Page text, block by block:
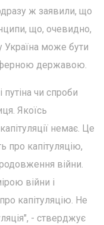
ж заявили, що
що, очевидно,
Україна може бути
державою.
чи спроби
Якоїсь
немає. Це
про капітуляцію,
війни.
війни і
капітуляцію. Не
- стверджує